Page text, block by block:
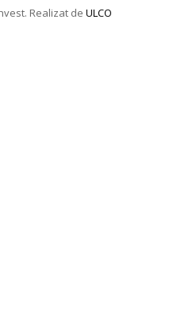
Realizat de ULCO